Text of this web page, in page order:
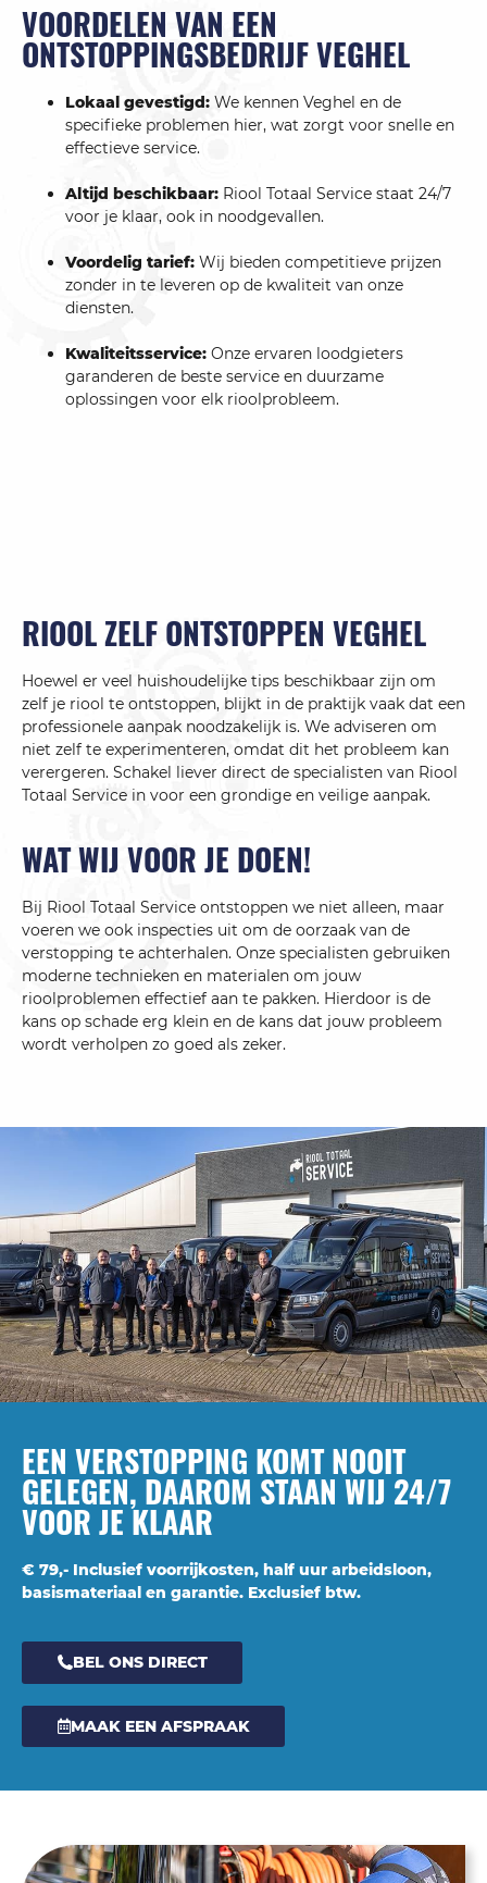
VOORDELEN VAN EEN
ONTSTOPPINGSBEDRIJF VEGHEL
Lokaal gevestigd: We kennen Veghel en de
specifieke problemen hier, wat zorgt voor snelle en
effectieve service.
Altijd beschikbaar: Riool Totaal Service staat 24/7
voor je klaar, ook in noodgevallen.
Voordelig tarief: Wij bieden competitieve prijzen
zonder in te leveren op de kwaliteit van onze
diensten.
Kwaliteitsservice: Onze ervaren loodgieters
garanderen de beste service en duurzame
oplossingen voor elk rioolprobleem.
RIOOL ZELF ONTSTOPPEN VEGHEL
Hoewel er veel huishoudelijke tips beschikbaar zijn om
zelf je riool te ontstoppen, blijkt in de praktijk vaak dat een
professionele aanpak noodzakelijk is. We adviseren om
niet zelf te experimenteren, omdat dit het probleem kan
verergeren. Schakel liever direct de specialisten van Riool
Totaal Service in voor een grondige en veilige aanpak.
WAT WIJ VOOR JE DOEN!
Bij Riool Totaal Service ontstoppen we niet alleen, maar
voeren we ook inspecties uit om de oorzaak van de
verstopping te achterhalen. Onze specialisten gebruiken
moderne technieken en materialen om jouw
rioolproblemen effectief aan te pakken. Hierdoor is de
kans op schade erg klein en de kans dat jouw probleem
wordt verholpen zo goed als zeker.
EEN VERSTOPPING KOMT NOOIT
GELEGEN, DAAROM STAAN WIJ 24/7
VOOR JE KLAAR
€ 79,- Inclusief voorrijkosten, half uur arbeidsloon,
basismateriaal en garantie. Exclusief btw.
BEL ONS DIRECT
MAAK EEN AFSPRAAK